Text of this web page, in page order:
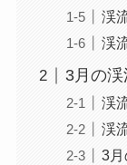
渓
渓
3月の
渓
渓
3